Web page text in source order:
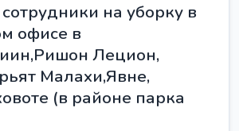
на уборку в
офисе в
Лецион,
Малахи,Явне,
(в районе парка